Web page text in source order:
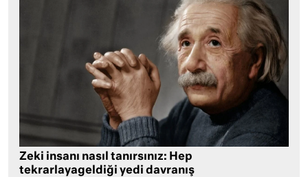
Zeki insanı nasıl tanırsınız: Hep
tekrarlayageldiği yedi davranış